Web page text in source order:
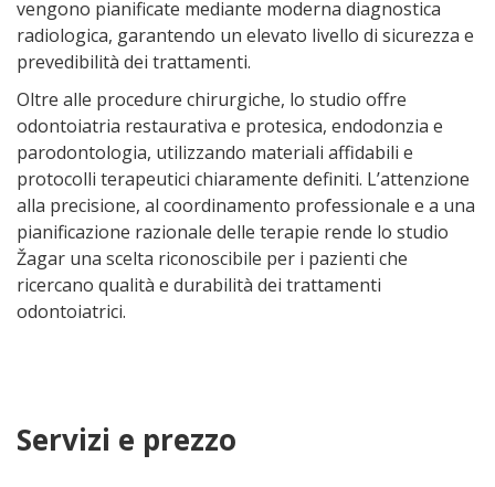
vengono pianificate mediante moderna diagnostica
radiologica, garantendo un elevato livello di sicurezza e
prevedibilità dei trattamenti.
Oltre alle procedure chirurgiche, lo studio offre
odontoiatria restaurativa e protesica, endodonzia e
parodontologia, utilizzando materiali affidabili e
protocolli terapeutici chiaramente definiti. L’attenzione
alla precisione, al coordinamento professionale e a una
pianificazione razionale delle terapie rende lo studio
Žagar una scelta riconoscibile per i pazienti che
ricercano qualità e durabilità dei trattamenti
odontoiatrici.
Servizi e prezzo